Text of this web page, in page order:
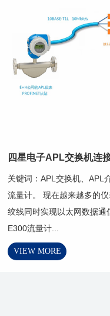
四星电子APL交换机连
关键词：APL交换机、APL
流量计。 现在越来越多的
绞线同时实现以太网数据通
E300流量计...
VIEW MORE